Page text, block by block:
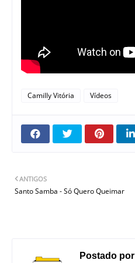
Camilly Vitória Vídeos
ANTIGOS
Santo Samba - Só Quero Queimar
Postado por